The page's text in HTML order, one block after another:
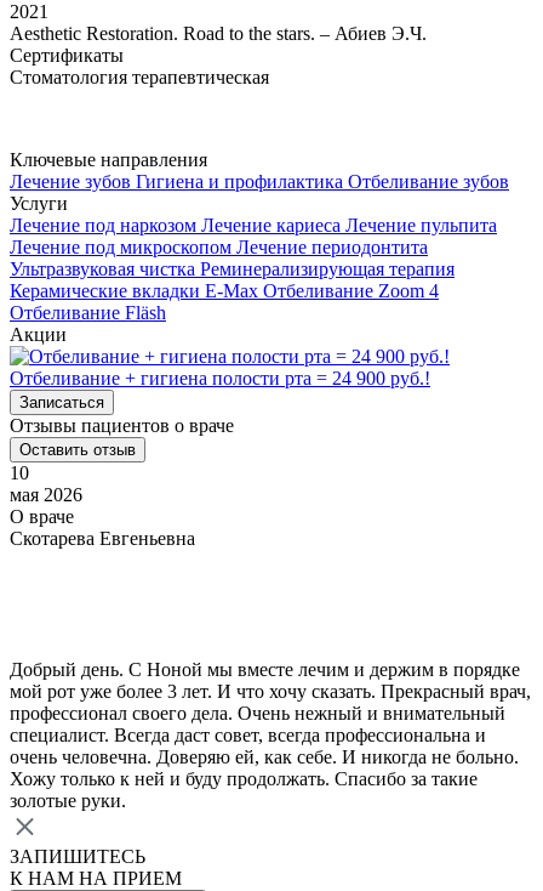
2021
Aesthetic Restoration. Road to the stars. – Абиев Э.Ч.
Сертификаты
Стоматология терапевтическая
Ключевые направления
Лечение зубов Гигиена и профилактика Отбеливание зубов
Услуги
Лечение под наркозом Лечение кариеса Лечение пульпита
Лечение под микроскопом Лечение периодонтита
Ультразвуковая чистка Реминерализирующая терапия
Керамические вкладки E-Max Отбеливание Zoom 4
Отбеливание Fläsh
Акции
Отбеливание + гигиена полости рта = 24 900 руб.!
Записаться
Отзывы пациентов о враче
Оставить отзыв
10
мая 2026
О враче
Скотарева Евгеньевна
Добрый день. С Ноной мы вместе лечим и держим в порядке
мой рот уже более 3 лет. И что хочу сказать. Прекрасный врач,
профессионал своего дела. Очень нежный и внимательный
специалист. Всегда даст совет, всегда профессиональна и
очень человечна. Доверяю ей, как себе. И никогда не больно.
Хожу только к ней и буду продолжать. Спасибо за такие
золотые руки.
ЗАПИШИТЕСЬ
К НАМ НА ПРИЕМ